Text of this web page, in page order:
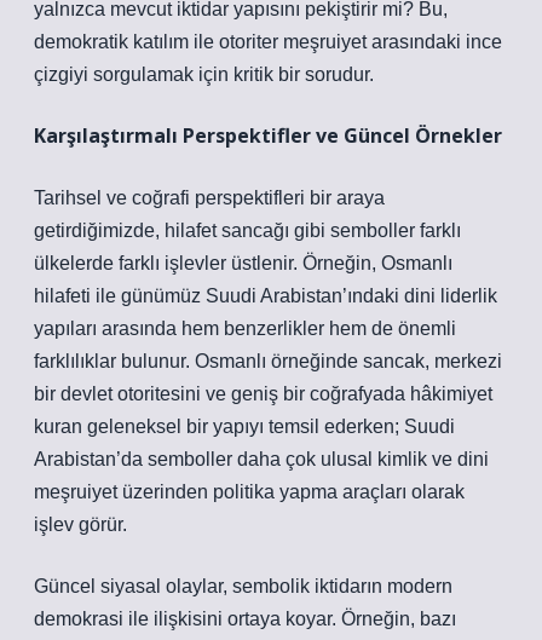
yalnızca mevcut iktidar yapısını pekiştirir mi? Bu,
demokratik katılım ile otoriter meşruiyet arasındaki ince
çizgiyi sorgulamak için kritik bir sorudur.
Karşılaştırmalı Perspektifler ve Güncel Örnekler
Tarihsel ve coğrafi perspektifleri bir araya
getirdiğimizde, hilafet sancağı gibi semboller farklı
ülkelerde farklı işlevler üstlenir. Örneğin, Osmanlı
hilafeti ile günümüz Suudi Arabistan’ındaki dini liderlik
yapıları arasında hem benzerlikler hem de önemli
farklılıklar bulunur. Osmanlı örneğinde sancak, merkezi
bir devlet otoritesini ve geniş bir coğrafyada hâkimiyet
kuran geleneksel bir yapıyı temsil ederken; Suudi
Arabistan’da semboller daha çok ulusal kimlik ve dini
meşruiyet üzerinden politika yapma araçları olarak
işlev görür.
Güncel siyasal olaylar, sembolik iktidarın modern
demokrasi ile ilişkisini ortaya koyar. Örneğin, bazı